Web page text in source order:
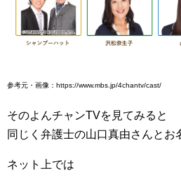
参考元・画像：https://www.mbs.jp/4chantv/cast/
そのよんチャンTVを見てみると
同じく弁護士の山口真由さんとお
ネット上では